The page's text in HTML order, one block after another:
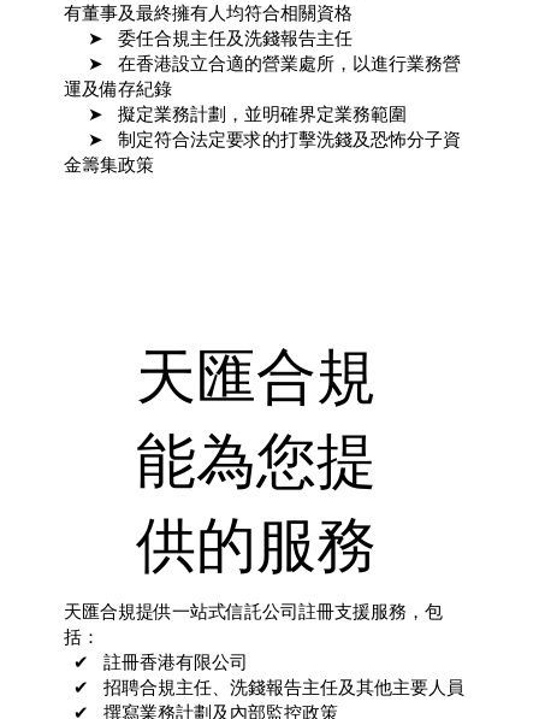
有董事及最終擁有人均符合相關資格
➤ 委任合規主任及洗錢報告主任
➤ 在香港設立合適的營業處所，以進行業務營
運及備存紀錄
➤ 擬定業務計劃，並明確界定業務範圍
➤ 制定符合法定要求的打擊洗錢及恐怖分子資
金籌集政策
天匯合規
能為您提
供的服務
天匯合規提供一站式信託公司註冊支援服務，包
括：
✔ 註冊香港有限公司
✔ 招聘合規主任、洗錢報告主任及其他主要人員
✔ 撰寫業務計劃及內部監控政策